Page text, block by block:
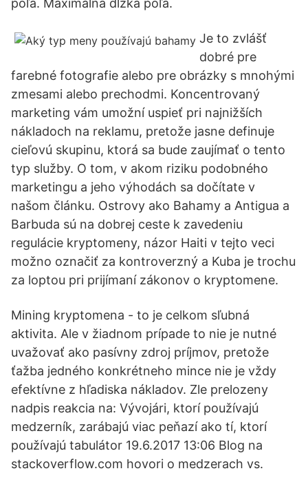
poľa. Maximálna dĺžka poľa.
Je to zvlášť
dobré pre
farebné fotografie alebo pre obrázky s mnohými
zmesami alebo prechodmi. Koncentrovaný
marketing vám umožní uspieť pri najnižších
nákladoch na reklamu, pretože jasne definuje
cieľovú skupinu, ktorá sa bude zaujímať o tento
typ služby. O tom, v akom riziku podobného
marketingu a jeho výhodách sa dočítate v
našom článku. Ostrovy ako Bahamy a Antigua a
Barbuda sú na dobrej ceste k zavedeniu
regulácie kryptomeny, názor Haiti v tejto veci
možno označiť za kontroverzný a Kuba je trochu
za loptou pri prijímaní zákonov o kryptomene.
Mining kryptomena - to je celkom sľubná
aktivita. Ale v žiadnom prípade to nie je nutné
uvažovať ako pasívny zdroj príjmov, pretože
ťažba jedného konkrétneho mince nie je vždy
efektívne z hľadiska nákladov. Zle prelozeny
nadpis reakcia na: Vývojári, ktorí používajú
medzerník, zarábajú viac peňazí ako tí, ktorí
používajú tabulátor 19.6.2017 13:06 Blog na
stackoverflow.com hovori o medzerach vs.